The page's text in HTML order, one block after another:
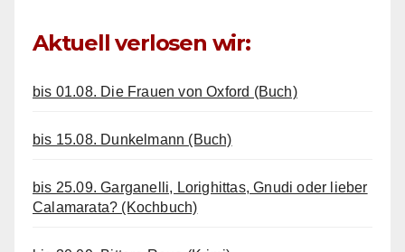
Aktuell verlosen wir:
bis 01.08. Die Frauen von Oxford (Buch)
bis 15.08. Dunkelmann (Buch)
bis 25.09. Garganelli, Lorighittas, Gnudi oder lieber
Calamarata? (Kochbuch)